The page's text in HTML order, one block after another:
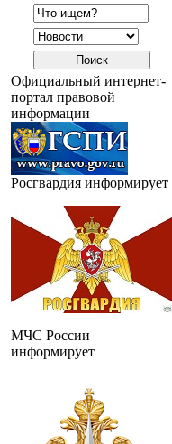
Официальный интернет-
портал правовой
информации
Росгвардия информирует
МЧС России
информирует